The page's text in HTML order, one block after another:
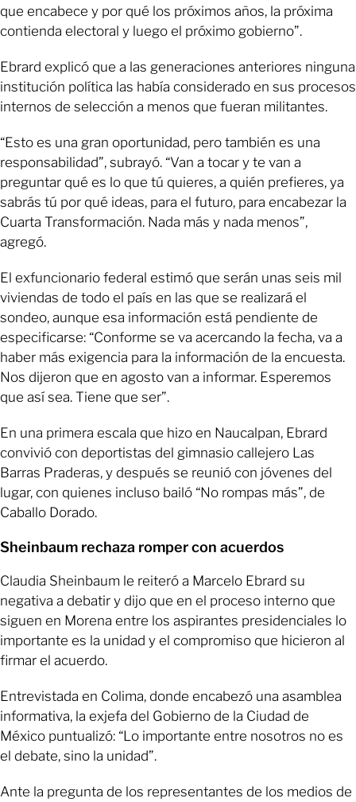
que encabece y por qué los próximos años, la próxima
contienda electoral y luego el próximo gobierno”.
Ebrard explicó que a las generaciones anteriores ninguna
institución política las había considerado en sus procesos
internos de selección a menos que fueran militantes.
“Esto es una gran oportunidad, pero también es una
responsabilidad”, subrayó. “Van a tocar y te van a
preguntar qué es lo que tú quieres, a quién prefieres, ya
sabrás tú por qué ideas, para el futuro, para encabezar la
Cuarta Transformación. Nada más y nada menos”,
agregó.
El exfuncionario federal estimó que serán unas seis mil
viviendas de todo el país en las que se realizará el
sondeo, aunque esa información está pendiente de
especificarse: “Conforme se va acercando la fecha, va a
haber más exigencia para la información de la encuesta.
Nos dijeron que en agosto van a informar. Esperemos
que así sea. Tiene que ser”.
En una primera escala que hizo en Naucalpan, Ebrard
convivió con deportistas del gimnasio callejero Las
Barras Praderas, y después se reunió con jóvenes del
lugar, con quienes incluso bailó “No rompas más”, de
Caballo Dorado.
Sheinbaum rechaza romper con acuerdos
Claudia Sheinbaum le reiteró a Marcelo Ebrard su
negativa a debatir y dijo que en el proceso interno que
siguen en Morena entre los aspirantes presidenciales lo
importante es la unidad y el compromiso que hicieron al
firmar el acuerdo.
Entrevistada en Colima, donde encabezó una asamblea
informativa, la exjefa del Gobierno de la Ciudad de
México puntualizó: “Lo importante entre nosotros no es
el debate, sino la unidad”.
Ante la pregunta de los representantes de los medios de